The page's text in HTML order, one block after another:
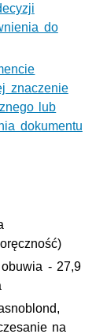
do
znaczenie
lub
dokumentu
- 27,9
na